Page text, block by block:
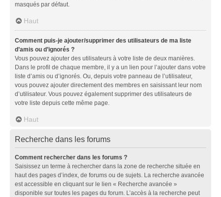
masqués par défaut.
Haut
Comment puis-je ajouter/supprimer des utilisateurs de ma liste
d’amis ou d’ignorés ?
Vous pouvez ajouter des utilisateurs à votre liste de deux manières.
Dans le profil de chaque membre, il y a un lien pour l’ajouter dans votre
liste d’amis ou d’ignorés. Ou, depuis votre panneau de l’utilisateur,
vous pouvez ajouter directement des membres en saisissant leur nom
d’utilisateur. Vous pouvez également supprimer des utilisateurs de
votre liste depuis cette même page.
Haut
Recherche dans les forums
Comment rechercher dans les forums ?
Saisissez un terme à rechercher dans la zone de recherche située en
haut des pages d’index, de forums ou de sujets. La recherche avancée
est accessible en cliquant sur le lien « Recherche avancée »
disponible sur toutes les pages du forum. L’accès à la recherche peut